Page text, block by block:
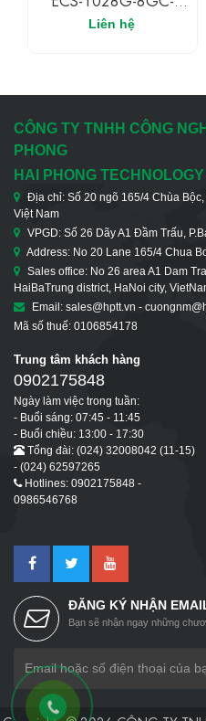
24GS Upcom Switch
Công Nghiệp Layer 3
SFP 1G, 4 Cổng SFP+
Liên hệ
CÔNG TY TNHH CÔNG
PHONG
HAI PHONG
Địa chỉ: Số 20 ngõ 165/4 Chùa
Việt Nam
VPGD: Số 26 Dãy A1 Đầm Trấu,
Address: No 20 Lane 165/4 Chua
Sales office: No 26 area A1 Dam
HaiBaTrung district, HaNoi city,
Email: sales@hptt.vn -
Mã số thuế: 0106854178
Trung tâm khách hàng
0902175848
Ngày làm việc trong tuần:
- Buổi sáng: 07:45 - 11:45
- Buổi chiều: 13:00 - 17:30
Tổng đài: (024) 32008042 (11-15)
- (024) 62597265
Hotlines: 0902175848 -
0986546768
ĐĂNG KÝ NHẬN
Bạn sẽ nhận ngay những